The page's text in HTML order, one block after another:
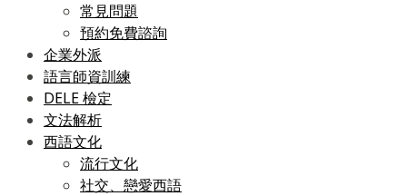
常見問題
預約免費諮詢
企業外派
語言師資訓練
DELE 檢定
文法解析
西語文化
流行文化
社交、戀愛西語